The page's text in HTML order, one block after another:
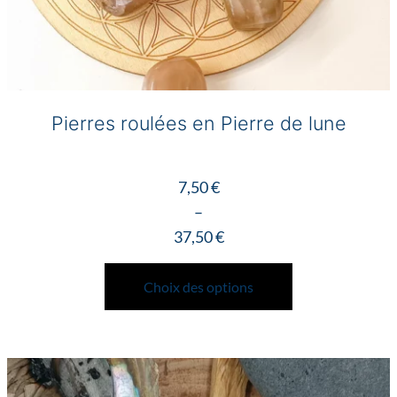
Pierres roulées en Pierre de lune
7,50€
–
37,50€
Plage
de
prix :
à
37,50 €
Choix des options
Ce
a
variations.
Les